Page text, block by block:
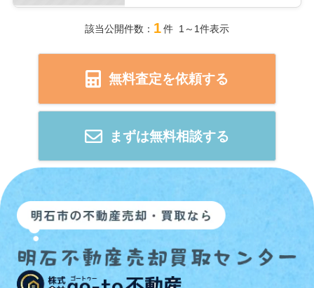
該当公開件数： 1件 1～1件表示
無料査定を依頼する
まずは無料相談する